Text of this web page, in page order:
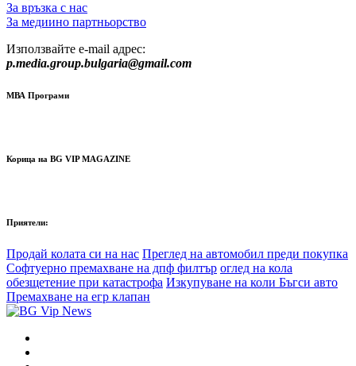
За връзка с нас
За медиино партньорство
Използвайте e-mail адрес:
p.media.group.bulgaria@gmail.com
МВА Програми
Корица на BG VIP MAGAZINE
Приятели:
Продай колата си на нас Преглед на автомобил преди покупка
Софтуерно премахване на дпф филтър оглед на кола
обезщетение при катастрофа Изкупуване на коли Бъгси авто
Премахване на егр клапан